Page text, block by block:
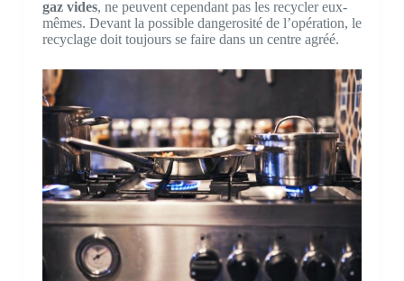
gaz vides, ne peuvent cependant pas les recycler eux-
mêmes. Devant la possible dangerosité de l’opération, le
recyclage doit toujours se faire dans un centre agréé.